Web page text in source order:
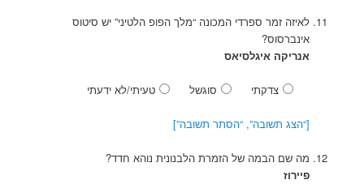
לאיזה זמר ספרדי המכונה “מלך הפופ הלטיני” יש סיטוס
אינברסוס?
אנריקה איגלסיאס
צדקתי סוגשל טעיתי/לא ידעתי
[“הצג תשובה”, “הסתר תשובה”]
מה שם הבמה של הזמרת הלבנונית נוהא חדד?
פיירוז